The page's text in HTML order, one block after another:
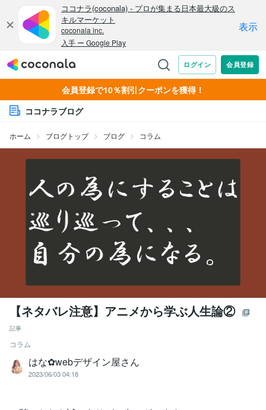
会員登録で10％割引クーポンを獲得！
ココナラブログ
ホーム ブログトップ ブログ コラム
【ネタバレ注意】アニメから学ぶ人生論②
記事
コラム
はな✿webデザイン屋さん
2023/06/03 04:18